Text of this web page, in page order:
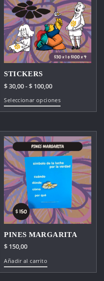
STICKERS
$30,00-$ 100,00Rango
precios:
hasta
$ 100,00
Seleccionar opcionesEste
producto
múltiples
variantes.
Las
opciones
pueden
elegir
en
la
de
PINES MARGARITA
$ 150,00
Añadir al carrito